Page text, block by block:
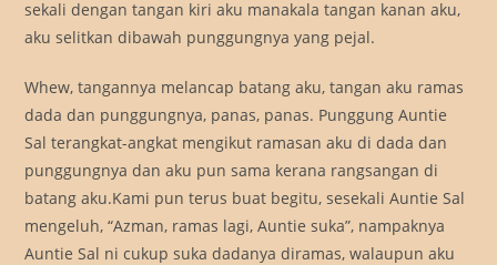
sekali dengan tangan kiri aku manakala tangan kanan aku,
aku selitkan dibawah punggungnya yang pejal.
Whew, tangannya melancap batang aku, tangan aku ramas
dada dan punggungnya, panas, panas. Punggung Auntie
Sal terangkat-angkat mengikut ramasan aku di dada dan
punggungnya dan aku pun sama kerana rangsangan di
batang aku.Kami pun terus buat begitu, sesekali Auntie Sal
mengeluh, “Azman, ramas lagi, Auntie suka”, nampaknya
Auntie Sal ni cukup suka dadanya diramas, walaupun aku